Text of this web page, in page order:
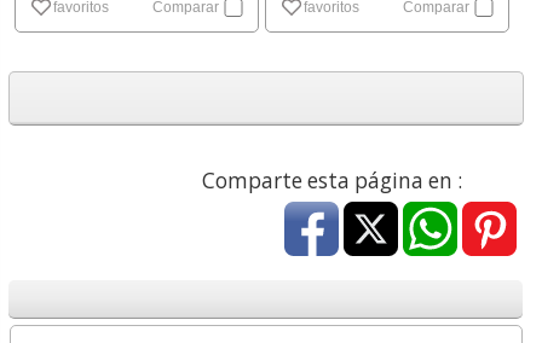
favoritos Comparar favoritos Comparar
Comparte esta página en :